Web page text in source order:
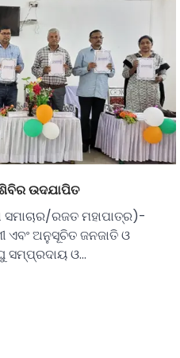
ଉଦଯାପିତ
ରଜତ ମହାପାତ୍ର)-
ଏବଂ ଅନୁସୂଚିତ ଜନଜାତି ଓ
ସମ୍ପ୍ରଦାୟ ଓ…